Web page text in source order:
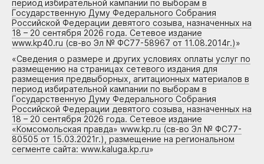
период избирательной кампании по выборам в
Государственную Думу Федерального Собрания
Российской Федерации девятого созыва, назначенных на
18 – 20 сентября 2026 года. Сетевое издание
www.kp40.ru (св-во Эл № ФС77-58967 от 11.08.2014г.)»
«Сведения о размере и других условиях оплаты услуг по
размещению на страницах сетевого издания для
размещения предвыборных, агитационных материалов в
период избирательной кампании по выборам в
Государственную Думу Федерального Собрания
Российской Федерации девятого созыва, назначенных на
18 – 20 сентября 2026 года. Сетевое издание
«Комсомольская правда» www.kp.ru (св-во Эл № ФС77-
80505 от 15.03.2021г.), размещение на региональном
сегменте сайта: www.kaluga.kp.ru»